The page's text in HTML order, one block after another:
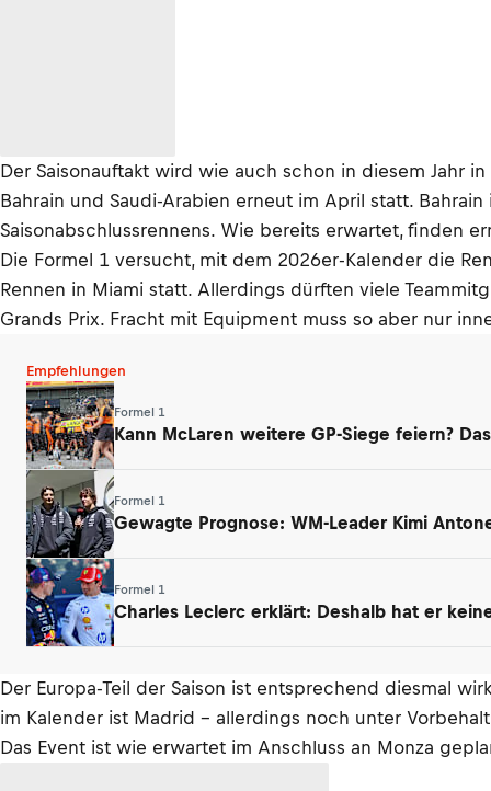
Der Saisonauftakt wird wie auch schon in diesem Jahr
Bahrain und Saudi-Arabien erneut im April statt.
Saisonabschlussrennens. Wie bereits erwartet, finden
Die Formel 1 versucht, mit dem 2026er-Kalender die
Rennen in Miami statt. Allerdings dürften viele
Grands Prix. Fracht mit Equipment muss so aber nur
Empfehlungen
Formel 1
Kann McLaren weitere GP-Siege feiern?
Formel 1
Gewagte Prognose: WM-Leader Kimi
Formel 1
Charles Leclerc erklärt: Deshalb hat er
Der Europa-Teil der Saison ist entsprechend diesmal
im Kalender ist Madrid – allerdings noch unter
Das Event ist wie erwartet im Anschluss an Monza